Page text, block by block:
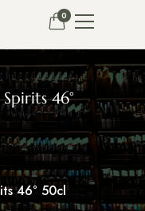
0
46°
46° 50cl